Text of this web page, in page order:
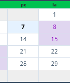
pe la
1
7
8
14
15
21
22
28
29